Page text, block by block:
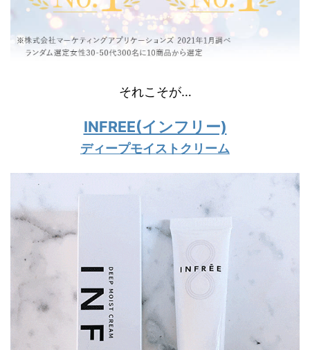
それこそが…
INFREE(インフリー)
ディープモイストクリーム